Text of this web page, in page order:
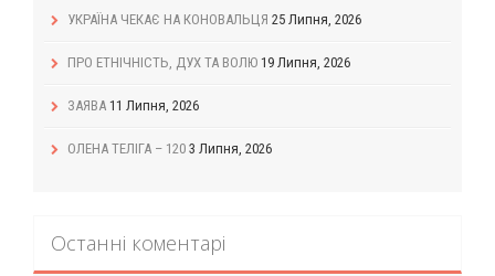
УКРАЇНА ЧЕКАЄ НА КОНОВАЛЬЦЯ 25 Липня, 2026
ПРО ЕТНІЧНІСТЬ, ДУХ ТА ВОЛЮ 19 Липня, 2026
ЗАЯВА 11 Липня, 2026
ОЛЕНА ТЕЛІГА – 120 3 Липня, 2026
Останні коментарі